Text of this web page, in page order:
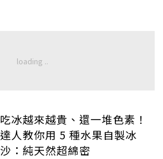
吃冰越來越貴、還一堆色素！
達人教你用 5 種水果自製冰
沙：純天然超綿密